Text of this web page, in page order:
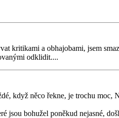
kritikami a obhajobami, jsem
odklidit....
když něco řekne, je trochu moc,
bohužel poněkud nejasné,